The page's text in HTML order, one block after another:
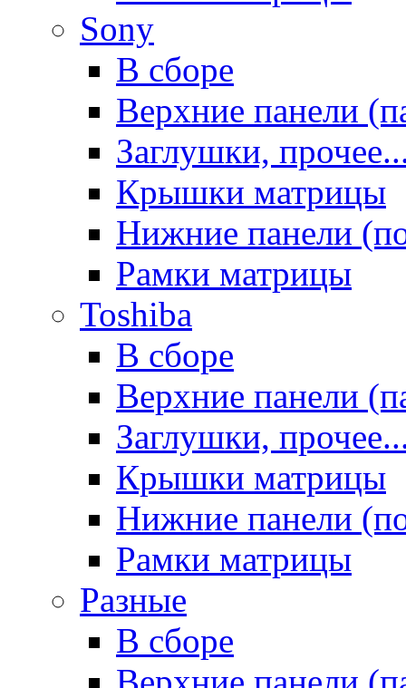
Sony
В сборе
Верхние панели
Заглушки,
Крышки матрицы
Нижние панели
Рамки матрицы
Toshiba
В сборе
Верхние панели
Заглушки,
Крышки матрицы
Нижние панели
Рамки матрицы
Разные
В сборе